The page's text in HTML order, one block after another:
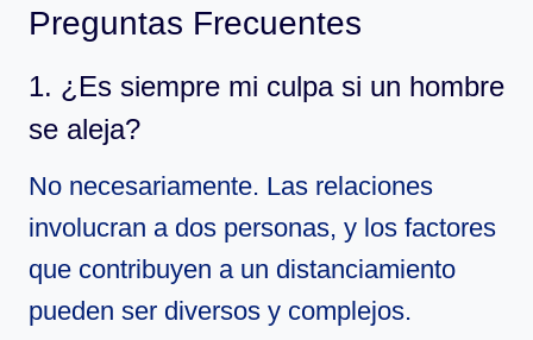
Preguntas Frecuentes
1. ¿Es siempre mi culpa si un hombre
se aleja?
No necesariamente. Las relaciones
involucran a dos personas, y los factores
que contribuyen a un distanciamiento
pueden ser diversos y complejos.